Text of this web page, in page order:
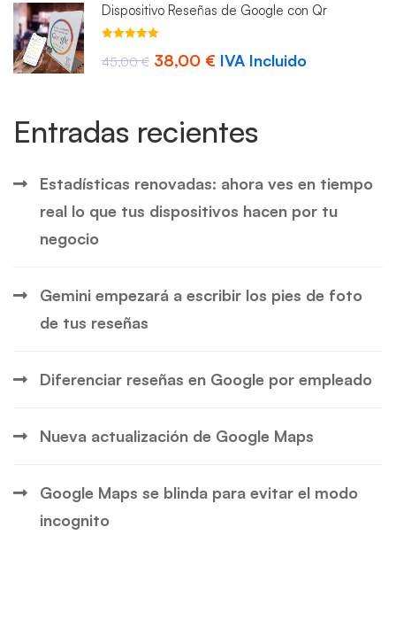
Dispositivo Reseñas de Google con Qr
4.93de 5
45,00€ El
era:
38,00 € El
es:
IVA Incluido
Entradas recientes
Estadísticas renovadas: ahora ves en tiempo
real lo que tus dispositivos hacen por tu
negocio
Gemini empezará a escribir los pies de foto
de tus reseñas
Diferenciar reseñas en Google por empleado
Nueva actualización de Google Maps
Google Maps se blinda para evitar el modo
incognito